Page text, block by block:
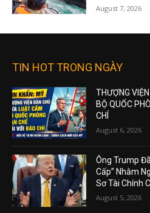
August 7, 2026
TIN HOT TRONG NGÀY
THƯỢNG
BỘ QUỐC
CHÍ
August 6, 2026
Ông Trump
Cấp” Nhằm
Sơ Tài Chính
August 5, 2026